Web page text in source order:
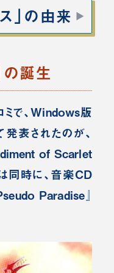
」の由来
誕生
で、Windows版
表されたのが、
of Scarlet
同時に、音楽CD
Paradise』